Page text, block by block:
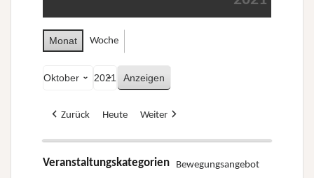
Monat Woche
Zurück Heute Weiter
Veranstaltungskategorien Bewegungsangebot